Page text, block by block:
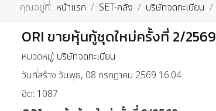
คุณอยู่ที่: หน้าแรก SET-คลัง บริษัทจดทะเบียน
ORI ขายหุ้นกู้ชุดใหม่ครั้งที่ 2/2569
หมวดหมู่: บริษัทจดทะเบียน
วันที่สร้าง วันพุธ, 08 กรกฎาคม 2569 16:04
ฮิต: 1087